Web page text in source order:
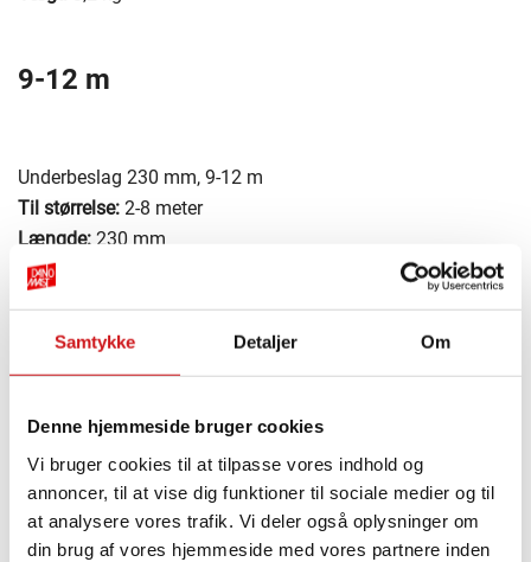
Samtykke Detaljer Om
Denne hjemmeside bruger cookies
Vi bruger cookies til at tilpasse vores indhold og
annoncer, til at vise dig funktioner til sociale medier og til
at analysere vores trafik. Vi deler også oplysninger om
din brug af vores hjemmeside med vores partnere inden
9-12 m
Underbeslag 230 mm, 9-12 m
Til størrelse: 2-8 meter
Længde: 230 mm
Bredde:
13-18 m
Underbeslag 250 mm 13-18 m
Til størrelse:2-8 meter
Længde:250 mm